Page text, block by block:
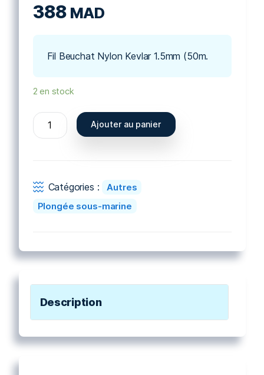
388 MAD
Fil Beuchat Nylon Kevlar 1.5mm (50m.
2 en stock
quantité
de
KEVLAR
50
1.5
JAUNE
Ajouter au panier
Catégories :
Autres
Plongée sous-marine
Description